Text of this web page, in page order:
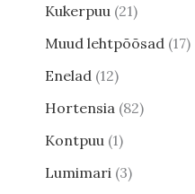
Kukerpuu 21
Muud lehtpõõsad 17
Enelad 12
Hortensia 82
Kontpuu 1
Lumimari 3